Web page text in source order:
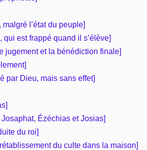
l’état du peuple]
est frappé quand il s’élève]
jugement et la bénédiction finale]
par Dieu, mais sans effet]
Ézéchias et Josias]
du roi]
du culte dans la maison]